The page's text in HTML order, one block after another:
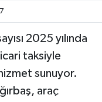
2025 yılında
taksiyle
sunuyor.
araç